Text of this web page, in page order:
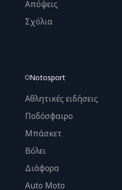
Απόψεις
Σχόλια
Notosport
Αθλητικές ειδήσεις
Ποδόσφαιρο
Μπάσκετ
Βόλει
Διάφορα
Auto Moto